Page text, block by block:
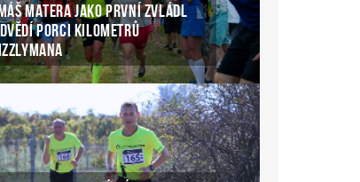
MATERA JAKO PRVNÍ ZVLÁDL
PORCI KILOMETRŮ